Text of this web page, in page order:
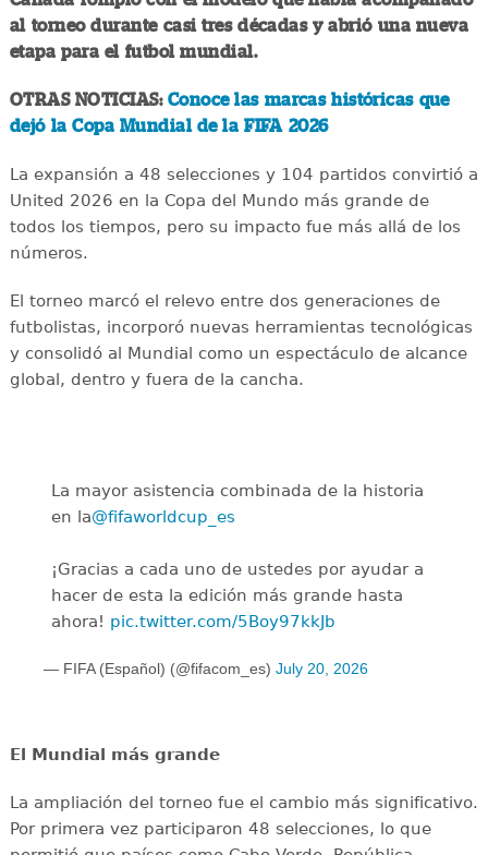
al torneo durante casi tres décadas y abrió una nueva
etapa para el futbol mundial.
OTRAS NOTICIAS: Conoce las marcas históricas que
dejó la Copa Mundial de la FIFA 2026
La expansión a 48 selecciones y 104 partidos convirtió a
United 2026 en la Copa del Mundo más grande de
todos los tiempos, pero su impacto fue más allá de los
números.
El torneo marcó el relevo entre dos generaciones de
futbolistas, incorporó nuevas herramientas tecnológicas
y consolidó al Mundial como un espectáculo de alcance
global, dentro y fuera de la cancha.
La mayor asistencia combinada de la historia
en la@fifaworldcup_es
¡Gracias a cada uno de ustedes por ayudar a
hacer de esta la edición más grande hasta
ahora! pic.twitter.com/5Boy97kkJb
— FIFA (Español) (@fifacom_es) July 20, 2026
El Mundial más grande
La ampliación del torneo fue el cambio más significativo.
Por primera vez participaron 48 selecciones, lo que